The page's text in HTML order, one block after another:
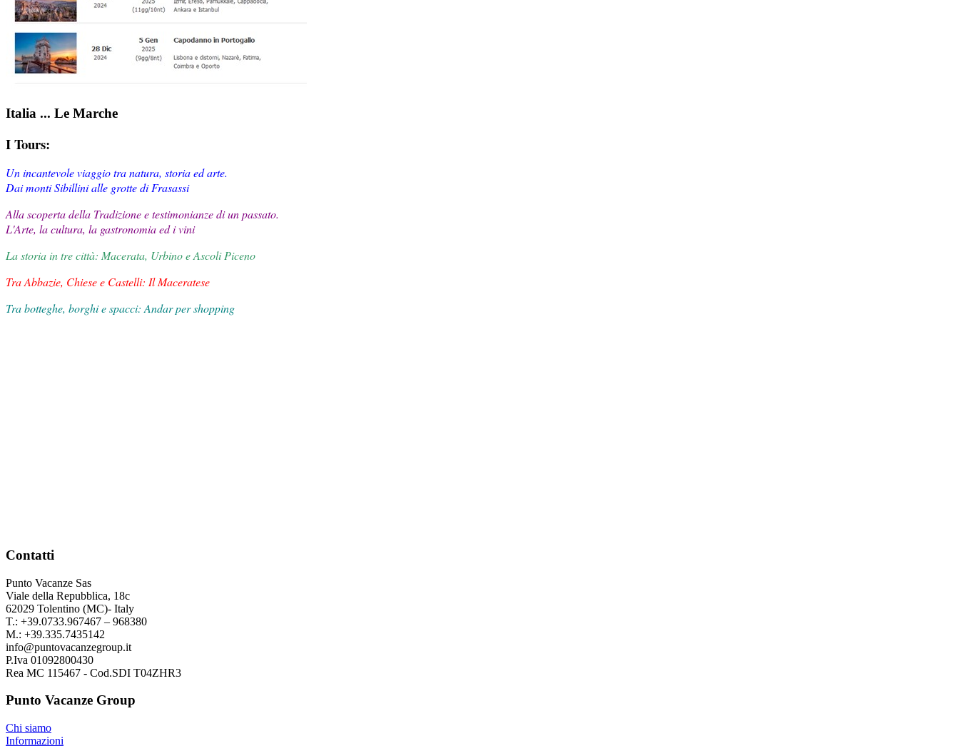
Italia ... Le Marche
I Tours:
Un incantevole viaggio tra natura, storia ed arte.
Dai monti Sibillini alle grotte di Frasassi
Alla scoperta della Tradizione e testimonianze di un passato.
L'Arte, la cultura, la gastronomia ed i vini
La storia in tre città: Macerata, Urbino e Ascoli Piceno
Tra Abbazie, Chiese e Castelli: Il Maceratese
Tra botteghe, borghi e spacci: Andar per shopping
Contatti
Punto Vacanze Sas
Viale della Repubblica, 18c
62029 Tolentino (MC)- Italy
T.: +39.0733.967467 – 968380
M.: +39.335.7435142
info@puntovacanzegroup.it
P.Iva 01092800430
Rea MC 115467 - Cod.SDI T04ZHR3
Punto Vacanze Group
Chi siamo
Informazioni